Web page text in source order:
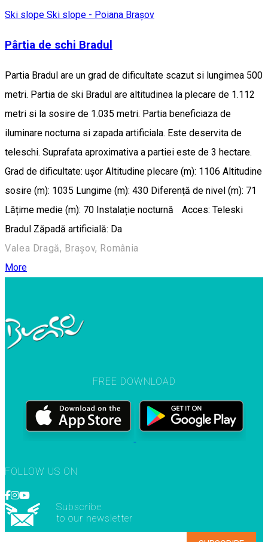
Ski slope Ski slope - Poiana Brașov
Pârtia de schi Bradul
Partia Bradul are un grad de dificultate scazut si lungimea 500
metri. Partia de ski Bradul are altitudinea la plecare de 1.112
metri si la sosire de 1.035 metri. Partia beneficiaza de
iluminare nocturna si zapada artificiala. Este deservita de
teleschi. Suprafata aproximativa a partiei este de 3 hectare.
Grad de dificultate: ușor Altitudine plecare (m): 1106 Altitudine
sosire (m): 1035 Lungime (m): 430 Diferență de nivel (m): 71
Lățime medie (m): 70 Instalație nocturnă Acces: Teleski
Bradul Zăpadă artificială: Da
Valea Dragă, Brașov, România
More
FREE DOWNLOAD
FOLLOW US ON
Subscribe
to our newsletter